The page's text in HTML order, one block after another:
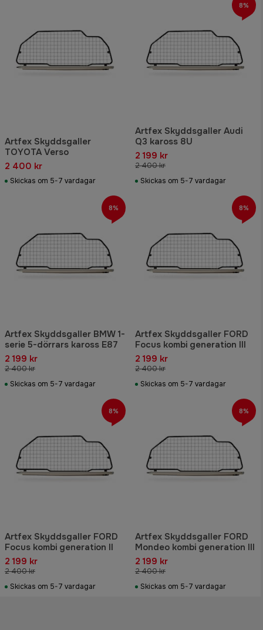
Artfex Skyddsgaller
TOYOTA Verso
2 400 kr
Skickas om 5-7 vardagar
Artfex Skyddsgaller Audi
Q3 kaross 8U
2 199 kr
2 400 kr
Skickas om 5-7 vardagar
8%
Artfex Skyddsgaller BMW 1-
serie 5-dörrars kaross E87
2 199 kr
2 400 kr
Skickas om 5-7 vardagar
8%
Artfex Skyddsgaller FORD
Focus kombi generation III
2 199 kr
2 400 kr
Skickas om 5-7 vardagar
8%
Artfex Skyddsgaller FORD
Focus kombi generation II
2 199 kr
2 400 kr
Skickas om 5-7 vardagar
8%
Artfex Skyddsgaller FORD
Mondeo kombi generation III
2 199 kr
2 400 kr
Skickas om 5-7 vardagar
8%